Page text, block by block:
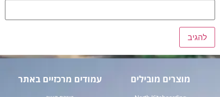
מוצרים מובילים עמודים מרכזיים באתר